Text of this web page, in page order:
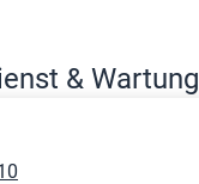
& Wartung